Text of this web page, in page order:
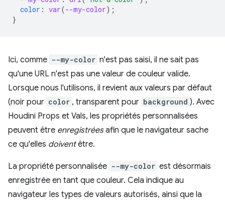
color : var(--my-color);
}
Ici, comme --my-color n'est pas saisi, il ne sait pas
qu'une URL n'est pas une valeur de couleur valide.
Lorsque nous l'utilisons, il revient aux valeurs par défaut
(noir pour color , transparent pour background ). Avec
Houdini Props et Vals, les propriétés personnalisées
peuvent être enregistréesafin que le navigateur sache
ce qu'elles doiventêtre.
La propriété personnalisée --my-color est désormais
enregistrée en tant que couleur. Cela indique au
navigateur les types de valeurs autorisés, ainsi que la